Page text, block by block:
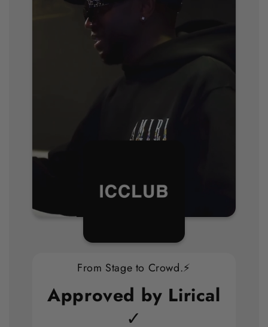
From Stage to Crowd.⚡
Approved by Lirical
✓